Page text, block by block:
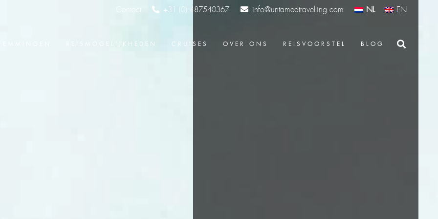
Contact +31 (0) 487540367 info@untamedtravelling.com NL EN
REISMOGELIJKHEDEN CRUISES OVER ONS REISVOORSTEL BLOG